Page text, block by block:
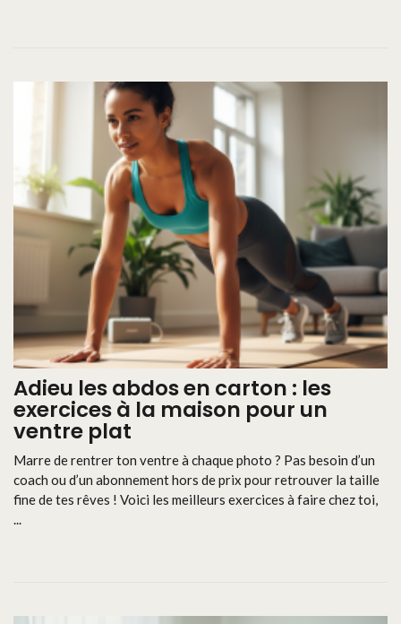
Adieu les abdos en carton : les
exercices à la maison pour un
ventre plat
Marre de rentrer ton ventre à chaque photo ? Pas besoin d’un
coach ou d’un abonnement hors de prix pour retrouver la taille
fine de tes rêves ! Voici les meilleurs exercices à faire chez toi,
...